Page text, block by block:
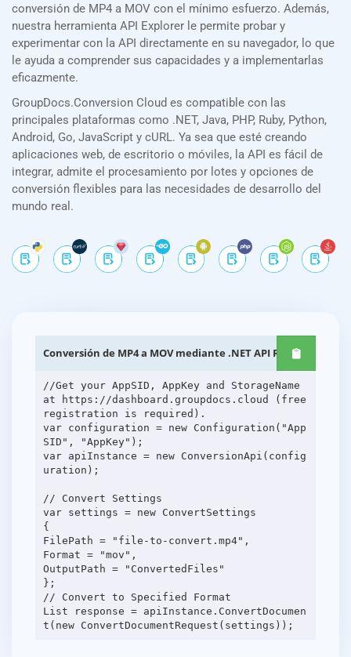
conversión de MP4 a MOV con el mínimo esfuerzo. Además,
nuestra herramienta API Explorer le permite probar y
experimentar con la API directamente en su navegador, lo que
le ayuda a comprender sus capacidades y a implementarlas
eficazmente.
GroupDocs.Conversion Cloud es compatible con las
principales plataformas como .NET, Java, PHP, Ruby, Python,
Android, Go, JavaScript y cURL. Ya sea que esté creando
aplicaciones web, de escritorio o móviles, la API es fácil de
integrar, admite el procesamiento por lotes y opciones de
conversión flexibles para las necesidades de desarrollo del
mundo real.
Conversión de MP4 a MOV mediante .NET API REST
//Get your AppSID, AppKey and StorageName
at https://dashboard.groupdocs.cloud (free
registration is required).
var configuration = new Configuration("App
SID", "AppKey");
var apiInstance = new ConversionApi(config
uration);
// Convert Settings
var settings = new ConvertSettings
{
FilePath = "file-to-convert.mp4",
Format = "mov",
OutputPath = "ConvertedFiles"
};
// Convert to Specified Format
List response = apiInstance.ConvertDocumen